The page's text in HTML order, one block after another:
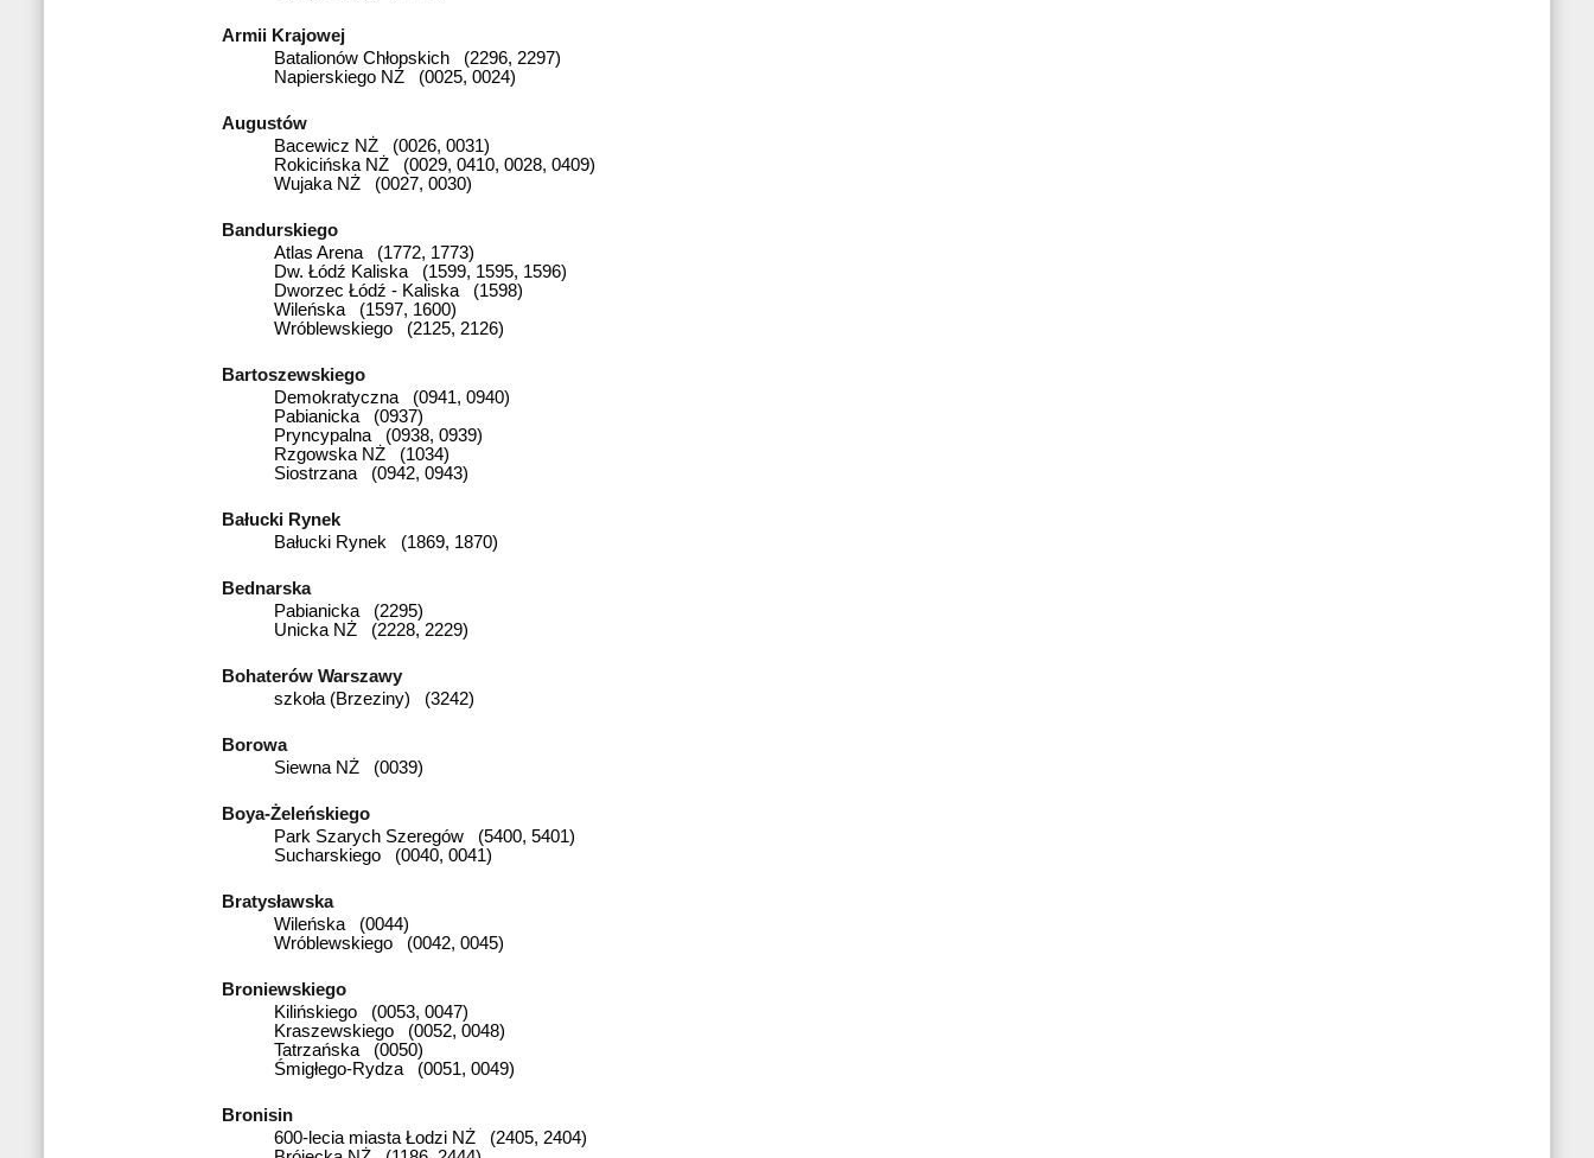
Armii Krajowej
Batalionów Chłopskich (2296, 2297)
Napierskiego NŻ (0025, 0024)
Augustów
Bacewicz NŻ (0026, 0031)
Rokicińska NŻ (0029, 0410, 0028, 0409)
Wujaka NŻ (0027, 0030)
Bandurskiego
Atlas Arena (1772, 1773)
Dw. Łódź Kaliska (1599, 1595, 1596)
Dworzec Łódź - Kaliska (1598)
Wileńska (1597, 1600)
Wróblewskiego (2125, 2126)
Bartoszewskiego
Demokratyczna (0941, 0940)
Pabianicka (0937)
Pryncypalna (0938, 0939)
Rzgowska NŻ (1034)
Siostrzana (0942, 0943)
Bałucki Rynek
Bałucki Rynek (1869, 1870)
Bednarska
Pabianicka (2295)
Unicka NŻ (2228, 2229)
Bohaterów Warszawy
szkoła (Brzeziny) (3242)
Borowa
Siewna NŻ (0039)
Boya-Żeleńskiego
Park Szarych Szeregów (5400, 5401)
Sucharskiego (0040, 0041)
Bratysławska
Wileńska (0044)
Wróblewskiego (0042, 0045)
Broniewskiego
Kilińskiego (0053, 0047)
Kraszewskiego (0052, 0048)
Tatrzańska (0050)
Śmigłego-Rydza (0051, 0049)
Bronisin
600-lecia miasta Łodzi NŻ (2405, 2404)